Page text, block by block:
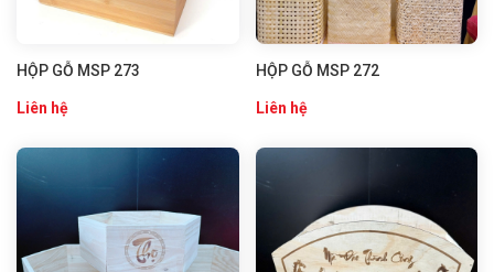
HỘP GỖ MSP 273
Liên hệ
HỘP GỖ MSP 272
Liên hệ